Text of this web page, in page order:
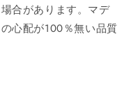
合があります。マデ
心配が100％無い品質